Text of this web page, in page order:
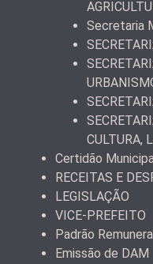
Secretaria
CULTURA,
Certidão
RECEITAS E
LEGISLAÇÃO
VICE-PREFEITO
Padrão
Emissão de DAM